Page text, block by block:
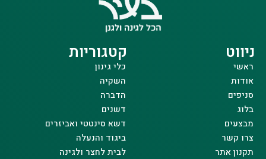
ניווט
ראשי
אודות
סניפים
בלוג
מבצעים
צרו קשר
תקנון אתר
קטגוריות
כלי גינון
השקיה
הדברה
דשנים
דשא סינטטי ואביזרים
ביגוד והנעלה
לבית לחצר ולגינה